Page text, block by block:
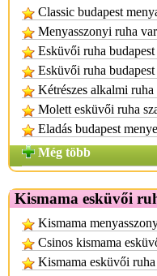
Classic budapest
Menyasszonyi ruha
Esküvői ruha budapest
Esküvői ruha
Kétrészes alkalmi ruha
Molett esküvői ruha
Eladás budapest
Még több
Kismama esküvői
Kismama
Csinos kismama
Kismama esküvői